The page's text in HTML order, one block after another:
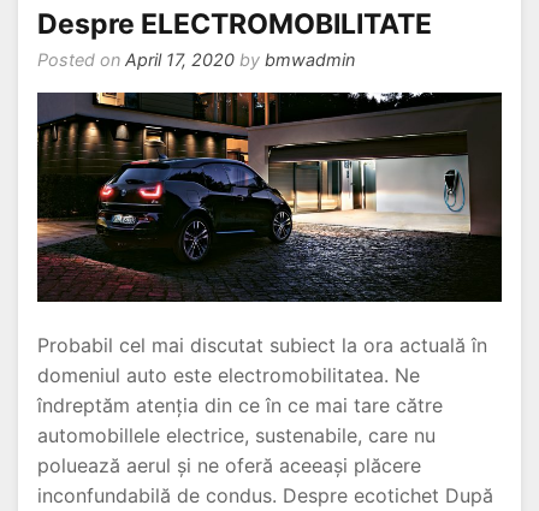
În
Permanență
Conectat
Cu
Automobilul
Tău
Despre ELECTROMOBILITATE
Posted on April 17, 2020 by bmwadmin
Probabil cel mai discutat subiect la ora actuală în
domeniul auto este electromobilitatea. Ne
îndreptăm atenția din ce în ce mai tare către
automobillele electrice, sustenabile, care nu
poluează aerul și ne oferă aceeași plăcere
inconfundabilă de condus. Despre ecotichet După